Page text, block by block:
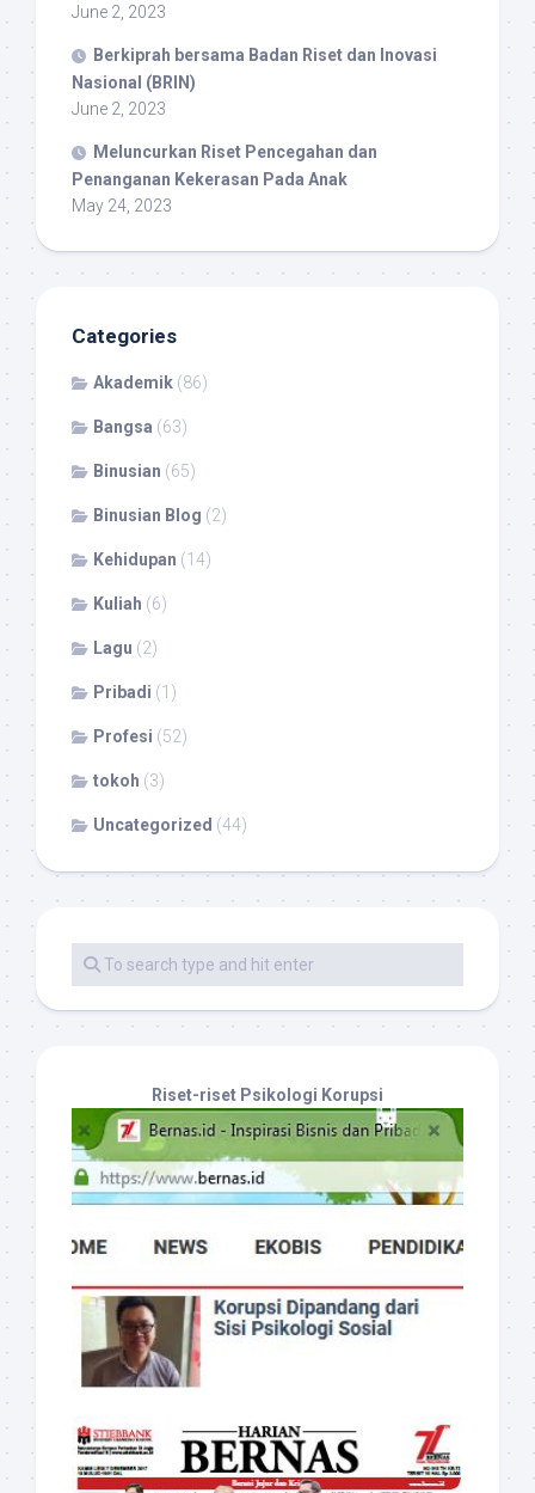
June 2, 2023
Berkiprah bersama Badan Riset dan Inovasi
Nasional (BRIN)
June 2, 2023
Meluncurkan Riset Pencegahan dan
Penanganan Kekerasan Pada Anak
May 24, 2023
Categories
Akademik (86)
Bangsa (63)
Binusian (65)
Binusian Blog (2)
Kehidupan (14)
Kuliah (6)
Lagu (2)
Pribadi (1)
Profesi (52)
tokoh (3)
Uncategorized (44)
Riset-riset Psikologi Korupsi